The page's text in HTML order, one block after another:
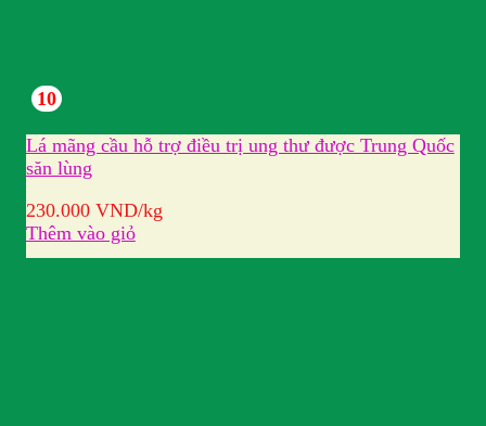
10
Lá mãng cầu hỗ trợ điều trị ung thư được Trung Quốc
săn lùng
230.000 VND/kg
Thêm vào giỏ